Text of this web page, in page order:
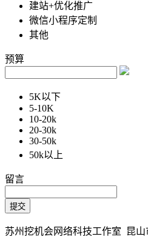
建站+优化推广
微信小程序定制
其他
预算
5K以下
5-10K
10-20k
20-30k
30-50k
50k以上
留言
苏州挖机会网络科技工作室 昆